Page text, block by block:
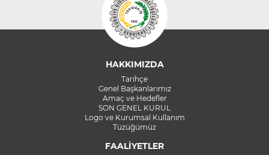
HAKKIMIZDA
Tarihçe
Genel Başkanlarımız
Amaç ve Hedefler
SON GENEL KURUL
Logo ve Kurumsal Kullanım
Tüzüğümüz
FAALİYETLER